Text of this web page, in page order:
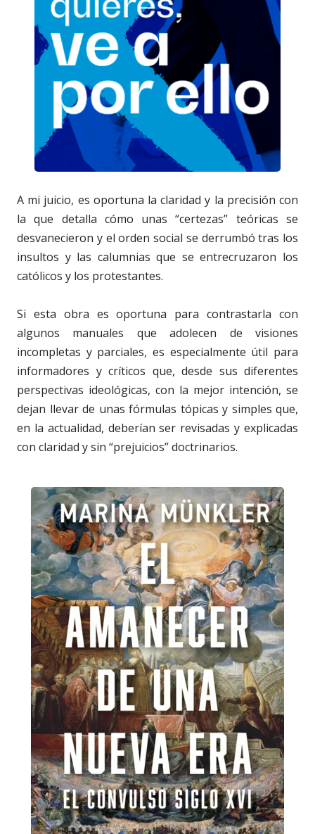
A mi juicio, es oportuna la claridad y la precisión con
la que detalla cómo unas “certezas” teóricas se
desvanecieron y el orden social se derrumbó tras los
insultos y las calumnias que se entrecruzaron los
católicos y los protestantes.
Si esta obra es oportuna para contrastarla con
algunos manuales que adolecen de visiones
incompletas y parciales, es especialmente útil para
informadores y críticos que, desde sus diferentes
perspectivas ideológicas, con la mejor intención, se
dejan llevar de unas fórmulas tópicas y simples que,
en la actualidad, deberían ser revisadas y explicadas
con claridad y sin “prejuicios” doctrinarios.